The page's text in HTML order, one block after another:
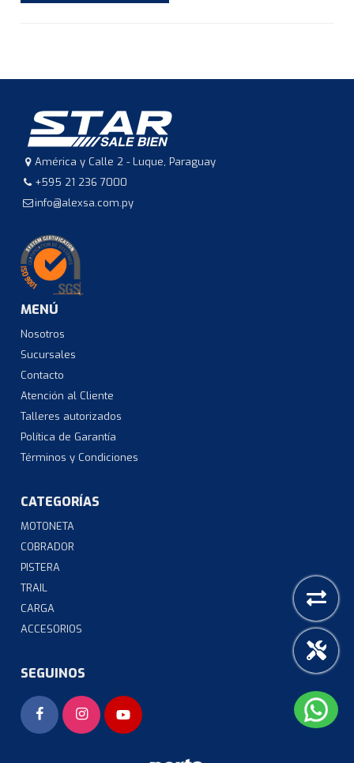
América y Calle 2 - Luque, Paraguay
+595 21 236 7000
info@alexsa.com.py
MENÚ
Nosotros
Sucursales
Contacto
Atención al Cliente
Talleres autorizados
Política de Garantía
Términos y Condiciones
CATEGORÍAS
MOTONETA
COBRADOR
PISTERA
TRAIL
CARGA
ACCESORIOS
SEGUINOS